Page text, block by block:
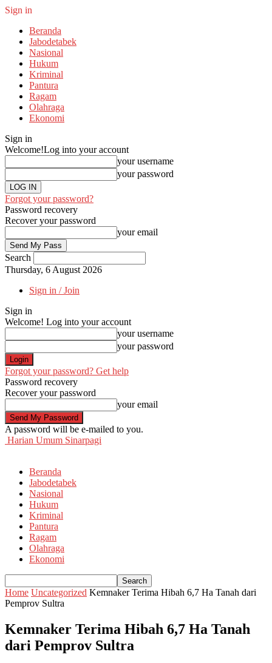
Sign in
Beranda
Jabodetabek
Nasional
Hukum
Kriminal
Pantura
Ragam
Olahraga
Ekonomi
Sign in
Welcome!Log into your account
your username
your password
Forgot your password?
Password recovery
Recover your password
your email
Search
Thursday, 6 August 2026
Sign in / Join
Sign in
Welcome! Log into your account
your username
your password
Forgot your password? Get help
Password recovery
Recover your password
your email
A password will be e-mailed to you.
Harian Umum Sinarpagi
Beranda
Jabodetabek
Nasional
Hukum
Kriminal
Pantura
Ragam
Olahraga
Ekonomi
Home Uncategorized Kemnaker Terima Hibah 6,7 Ha Tanah dari
Pemprov Sultra
Kemnaker Terima Hibah 6,7 Ha Tanah
dari Pemprov Sultra